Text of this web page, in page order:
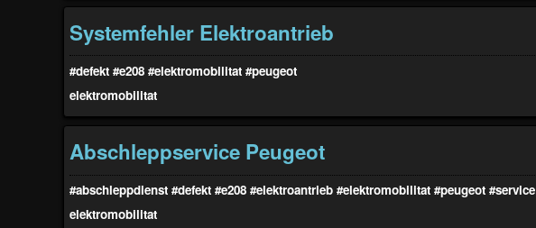
Systemfehler Elektroantrieb
#defekt #e208 #elektromobilitat #peugeot
elektromobilitat
Abschleppservice Peugeot
#abschleppdienst #defekt #e208 #elektroantrieb #elektromobilitat #peugeot #service
elektromobilitat